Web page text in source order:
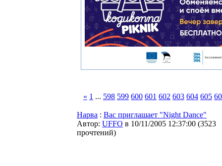
« 1 ... 598 599 600 601 602 603 604 605
Нарва : Вас приглашает "Night Dance"
Автор: UFFO в 10/11/2005 12:37:00 (3523
прочтений)